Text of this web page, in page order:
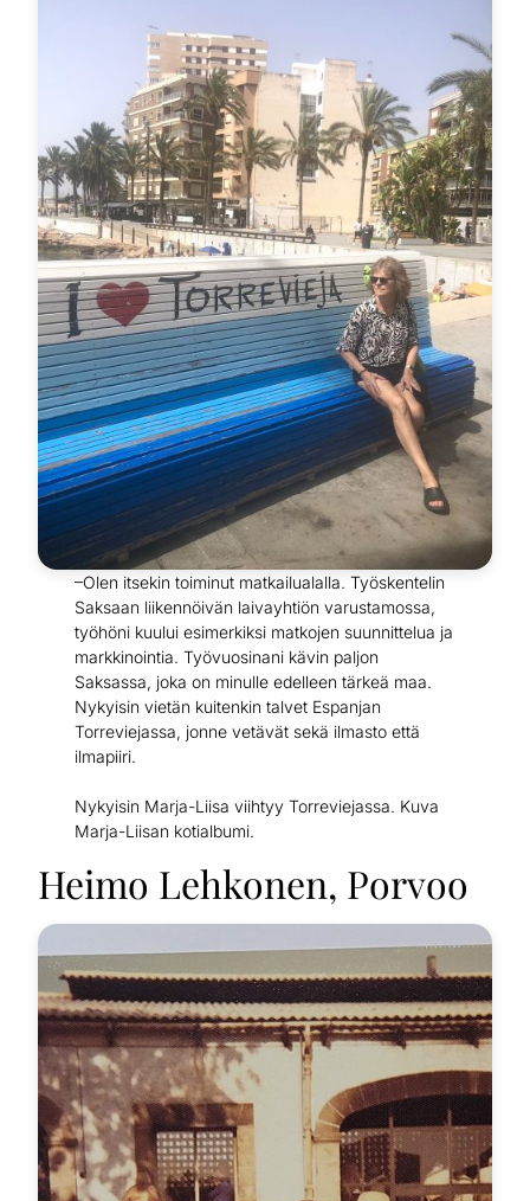
–Olen itsekin toiminut matkailualalla. Työskentelin
Saksaan liikennöivän laivayhtiön varustamossa,
työhöni kuului esimerkiksi matkojen suunnittelua ja
markkinointia. Työvuosinani kävin paljon
Saksassa, joka on minulle edelleen tärkeä maa.
Nykyisin vietän kuitenkin talvet Espanjan
Torreviejassa, jonne vetävät sekä ilmasto että
ilmapiiri.
Nykyisin Marja-Liisa viihtyy Torreviejassa. Kuva
Marja-Liisan kotialbumi.
Heimo Lehkonen, Porvoo